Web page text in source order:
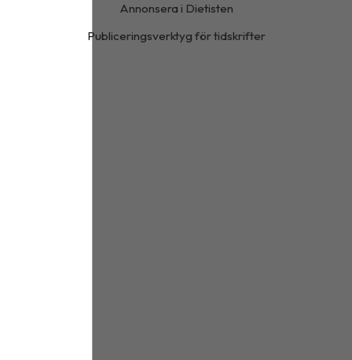
Annonsera i Dietisten
Publiceringsverktyg för tidskrifter